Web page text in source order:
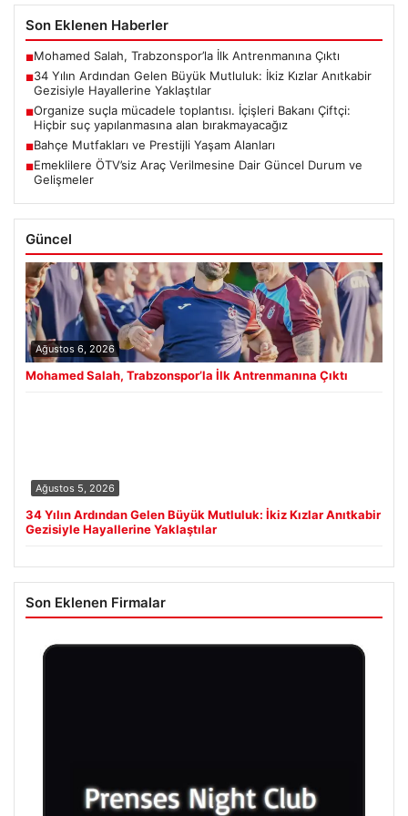
Son Eklenen Haberler
■Mohamed Salah, Trabzonspor’la İlk Antrenmanına Çıktı
■34 Yılın Ardından Gelen Büyük Mutluluk: İkiz Kızlar Anıtkabir
Gezisiyle Hayallerine Yaklaştılar
■Organize suçla mücadele toplantısı. İçişleri Bakanı Çiftçi:
Hiçbir suç yapılanmasına alan bırakmayacağız
■Bahçe Mutfakları ve Prestijli Yaşam Alanları
■Emeklilere ÖTV’siz Araç Verilmesine Dair Güncel Durum ve
Gelişmeler
Güncel
Ağustos 6, 2026
Mohamed Salah, Trabzonspor’la İlk Antrenmanına Çıktı
Ağustos 5, 2026
34 Yılın Ardından Gelen Büyük Mutluluk: İkiz Kızlar Anıtkabir
Gezisiyle Hayallerine Yaklaştılar
Son Eklenen Firmalar